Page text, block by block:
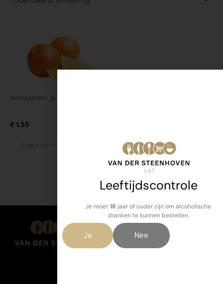
Aardappelen, groente en fruit
€ 1,35
Lees verder
Leeftijdscontrole
Je moet18 jaar of ouder zijn om alcoholische
dranken te kunnen bestellen.
Ja Nee